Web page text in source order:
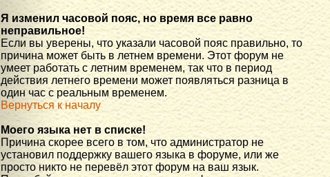
Я изменил часовой пояс, но время все равно
неправильное!
Если вы уверены, что указали часовой пояс правильно, то
причина может быть в летнем времени. Этот форум не
умеет работать с летним временем, так что в период
действия летнего времени может появляться разница в
один час с реальным временем.
Вернуться к началу
Моего языка нет в списке!
Причина скорее всего в том, что администратор не
установил поддержку вашего языка в форуме, или же
просто никто не перевёл этот форум на ваш язык.